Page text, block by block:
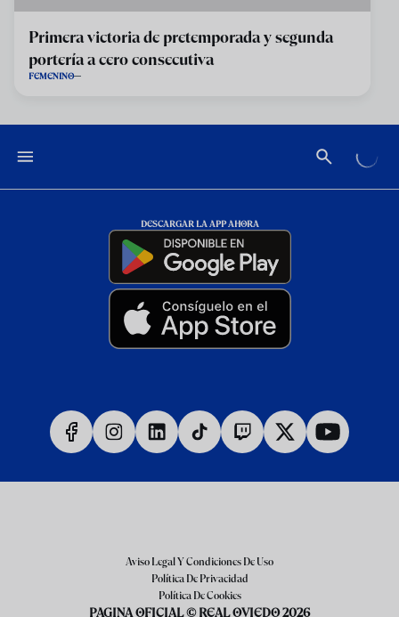
Primera victoria de pretemporada y segunda
portería a cero consecutiva
FEMENINO
DESCARGAR LA APP AHORA
Aviso Legal Y Condiciones De Uso
Política De Privacidad
Política De Cookies
PAGINA OFICIAL © REAL OVIEDO 2026